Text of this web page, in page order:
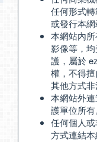
任何形式
或發行本網
本網站內所
影像等，
護，屬於
權，不得
其他方式非
本網站外
護單位所有
任何個人
方式連結本